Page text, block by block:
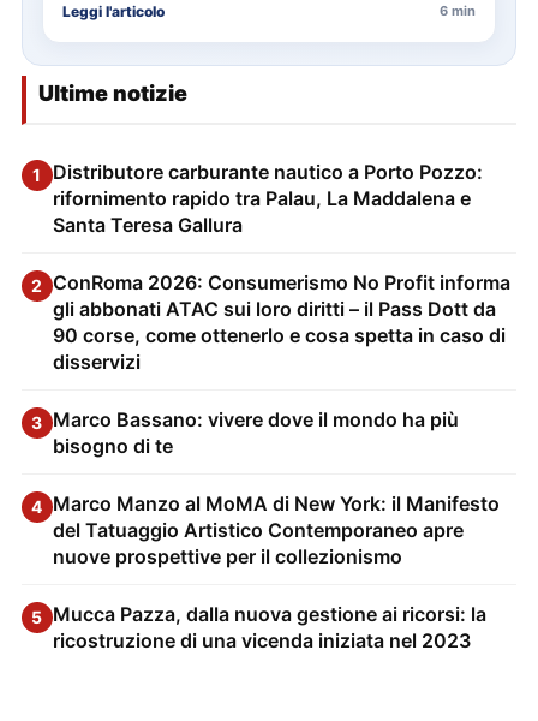
Leggi l'articolo 6 min
Ultime notizie
1
Distributore carburante nautico a Porto Pozzo:
rifornimento rapido tra Palau, La Maddalena e
Santa Teresa Gallura
2 ConRoma 2026: Consumerismo No Profit informa
gli abbonati ATAC sui loro diritti – il Pass Dott da
90 corse, come ottenerlo e cosa spetta in caso di
disservizi
3 Marco Bassano: vivere dove il mondo ha più
bisogno di te
4 Marco Manzo al MoMA di New York: il Manifesto
del Tatuaggio Artistico Contemporaneo apre
nuove prospettive per il collezionismo
5 Mucca Pazza, dalla nuova gestione ai ricorsi: la
ricostruzione di una vicenda iniziata nel 2023